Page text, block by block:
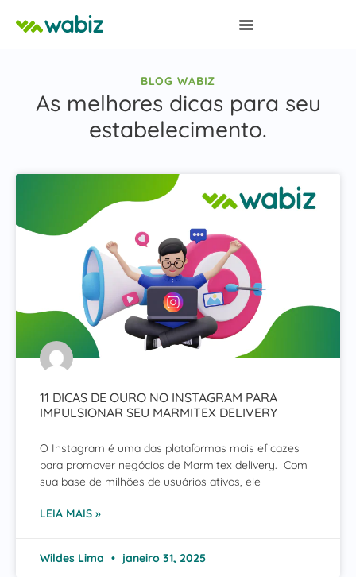
BLOG WABIZ
As melhores dicas para seu
estabelecimento.
11 DICAS DE OURO NO INSTAGRAM PARA
IMPULSIONAR SEU MARMITEX DELIVERY
O Instagram é uma das plataformas mais eficazes
para promover negócios de Marmitex delivery. Com
sua base de milhões de usuários ativos, ele
LEIA MAIS »
Wildes Lima janeiro 31, 2025